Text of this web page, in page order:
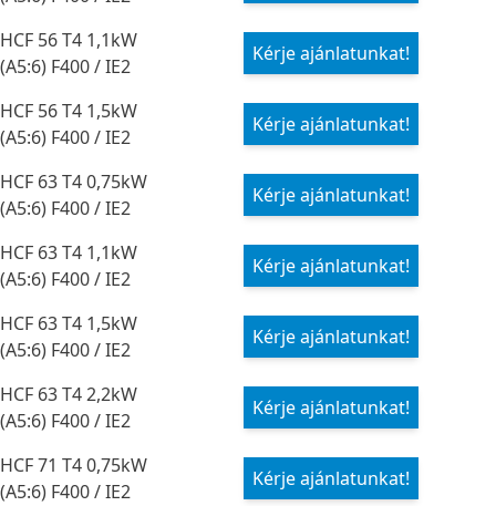
HCF 56 T4 1,1kW
(A5:6) F400 / IE2
Kérje ajánlatunkat!
HCF 56 T4 1,5kW
(A5:6) F400 / IE2
Kérje ajánlatunkat!
HCF 63 T4 0,75kW
(A5:6) F400 / IE2
Kérje ajánlatunkat!
HCF 63 T4 1,1kW
(A5:6) F400 / IE2
Kérje ajánlatunkat!
HCF 63 T4 1,5kW
(A5:6) F400 / IE2
Kérje ajánlatunkat!
HCF 63 T4 2,2kW
(A5:6) F400 / IE2
Kérje ajánlatunkat!
HCF 71 T4 0,75kW
(A5:6) F400 / IE2
Kérje ajánlatunkat!